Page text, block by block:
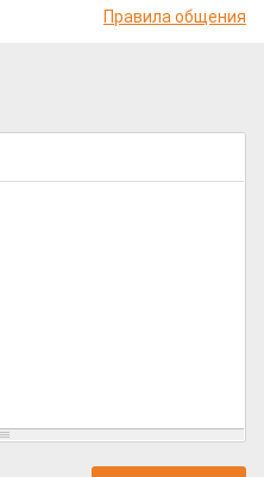
Правила общения